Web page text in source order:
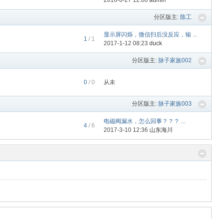
分区版主: 陈工
1 / 1
显示屏闪烁，微信扫后没反应，输 ...
2017-1-12 08:23duck
分区版主: 脉子家族002
0 / 0 从未
分区版主: 脉子家族003
4 / 6
电磁阀漏水，怎么回事？？？ ...
2017-3-10 12:36 山东海川